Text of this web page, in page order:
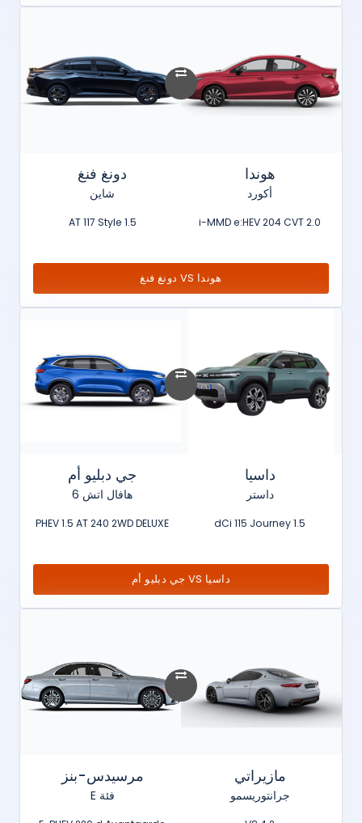
هوندا
أكورد
2.0 i-MMD e:HEV 204 CVT
دونغ فنغ
شاين
1.5 AT 117 Style
هوندا VS دونغ فنغ
داسيا
داستر
1.5 dCi 115 Journey
جي دبليو أم
هافال اتش 6
PHEV 1.5 AT 240 2WD DELUXE
داسيا VS جي دبليو أم
مازيراتي
جرانتوريسمو
مرسيدس-بنز
فئة E